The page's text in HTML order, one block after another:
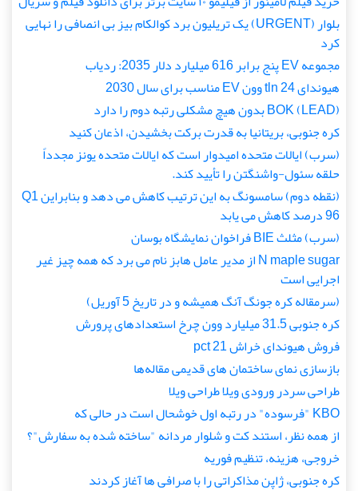
بلوار (URGENT) یک تریلیون برد کوالکام بیز بی انصافی را نهایی
کرد
مجموعه EV پنج برابر 616 میلیارد دلار 2035: ردیاب
هیوندای 24 tln وون EV مناسب برای سال 2030
(LEAD) BOK بدون هیچ مشکلی رتبه دوم را دارد
کره جنوبی، بریتانیا به قدرت برکت بخشیدن، اذعان کنید
(سرب) ایالات متحده امیدوار است که ایالات متحده یونز مجدداً
حلقه سئول-واشنگتن را تأیید کند.
(نقطه دوم) سامسونگ به این ترتیب کاهش می دهد و بنابراین Q1
96 درصد کاهش می یابد
(سرب) مثلث BIE فراخوان نمایشگاه بوسان
N maple sugar از مدیر عامل هابز نام می برد که همه چیز غیر
اجرایی است
(سرمقاله کره جونگ آنگ همیشه و در تاریخ 5 آوریل)
کره جنوبی 31.5 میلیارد وون چرخ استعدادهای پرورش
فروش هیوندای خراش 21 pct
بازسازی نمای ساختمان های قدیمی مقاله‌ها
طراحی سردر ورودی ویلا طراحی ویلا
KBO "فرسوده" در رتبه اول خوشحال است در حالی که
از همه نظر، استند کت و شلوار مردانه "ساخته شده به سفارش"؟
خروجی، هزینه، تنظیم فوریه
کره جنوبی، ژاپن مذاکراتی را با صرافی ها آغاز کردند